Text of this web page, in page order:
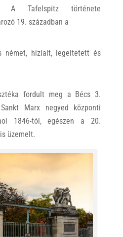
A Tafelspitz története
19. században a
német, hizlalt, legeltetett és
fordult meg a Bécs 3.
Marx negyed központi
1846-tól, egészen a 20.
üzemelt.